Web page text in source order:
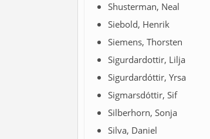
Shusterman, Neal
Siebold, Henrik
Siemens, Thorsten
Sigurdardottir, Lilja
Sigurdardóttir, Yrsa
Sigmarsdóttir, Sif
Silberhorn, Sonja
Silva, Daniel